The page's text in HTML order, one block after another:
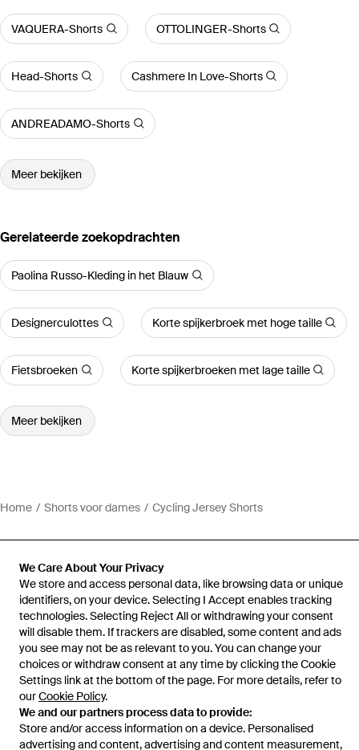
We Care About Your Privacy
We store and access personal data, like browsing data or unique
identifiers, on your device. Selecting I Accept enables tracking
technologies. Selecting Reject All or withdrawing your consent
will disable them. If trackers are disabled, some content and ads
you see may not be as relevant to you. You can change your
choices or withdraw consent at any time by clicking the Cookie
Settings link at the bottom of the page. For more details, refer to
ourCookie Policy.
We and our partners process data to provide:
Store and/or access information on a device. Personalised
advertising and content, advertising and content measurement,
VAQUERA-Shorts OTTOLINGER-Shorts
Head-Shorts Cashmere In Love-Shorts
ANDREADAMO-Shorts
Meer bekijken
Gerelateerde zoekopdrachten
Paolina Russo-Kleding in het Blauw
Designerculottes Korte spijkerbroek met hoge taille
Fietsbroeken Korte spijkerbroeken met lage taille
Meer bekijken
Home Shorts voor dames Cycling Jersey Shorts
Hulp en informatie